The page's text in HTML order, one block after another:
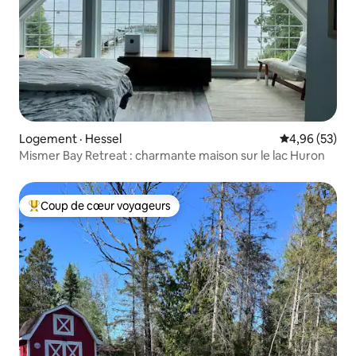
Logement · Hessel Note
4,96 (53)
Mismer Bay Retreat : charmante maison sur le lac Huron
Coup de cœur voyageurs parmi les plus aimés
Coup de cœur voyageurs